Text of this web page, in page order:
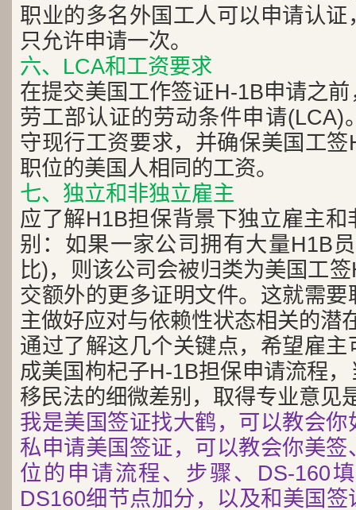
职业的多名外国工人可以申请认
只允许申请一次。
六、LCA和工资要求
在提交美国工作签证H-1B申请之
劳工部认证的劳动条件申请(LCA)
守现行工资要求，并确保美国工
职位的美国人相同的工资。
七、独立和非独立雇主
应了解H1B担保背景下独立雇主
别：如果一家公司拥有大量H1B
比)，则该公司会被归类为美国工
交额外的更多证明文件。这就需
主做好应对与依赖性状态相关的潜
通过了解这几个关键点，希望雇
成美国枸杞子H-1B担保申请流程
移民法的细微差别，取得专业意见
我是美国签证找大鹤，可以教会
私申请美国签证，可以教会你美
位的申请流程、步骤、DS-160
DS160细节点加分，以及和美国